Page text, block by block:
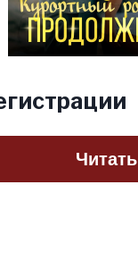
Читать